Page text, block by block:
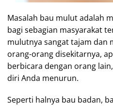
Masalah bau mulut adalah
bagi sebagian masyarakat
mulutnya sangat tajam dan
orang-orang disekitarnya,
berbicara dengan orang
diri Anda menurun.
Seperti halnya bau badan,